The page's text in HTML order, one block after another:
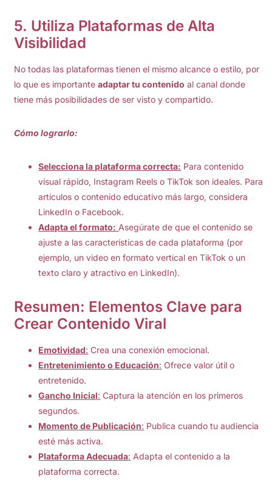
5. Utiliza Plataformas de Alta
Visibilidad
No todas las plataformas tienen el mismo alcance o estilo, por
lo que es importanteadaptar tu contenido al canal donde
tiene más posibilidades de ser visto y compartido.
Cómo lograrlo:
Selecciona la plataforma correcta: Para contenido
visual rápido, Instagram Reels o TikTok son ideales. Para
artículos o contenido educativo más largo, considera
LinkedIn o Facebook.
Adapta el formato: Asegúrate de que el contenido se
ajuste a las características de cada plataforma (por
ejemplo, un video en formato vertical en TikTok o un
texto claro y atractivo en LinkedIn).
Resumen: Elementos Clave para
Crear Contenido Viral
Emotividad: Crea una conexión emocional.
Entretenimiento o Educación: Ofrece valor útil o
entretenido.
Gancho Inicial: Captura la atención en los primeros
segundos.
Momento de Publicación: Publica cuando tu audiencia
esté más activa.
Plataforma Adecuada: Adapta el contenido a la
plataforma correcta.